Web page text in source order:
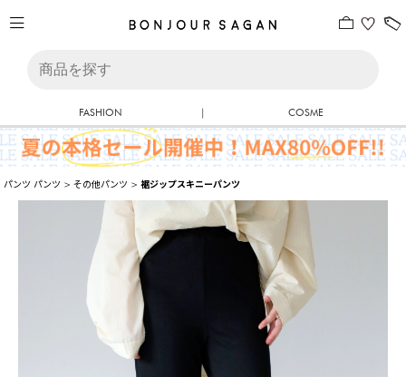
FASHION | COSME
パンツ パンツ >その他パンツ >裾ジップスキニーパンツ